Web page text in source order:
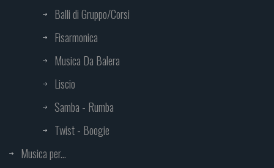
Balli di Gruppo/Corsi
Fisarmonica
Musica Da Balera
Liscio
Samba - Rumba
Twist - Boogie
Musica per...